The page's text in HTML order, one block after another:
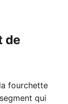
de
fourchette
qui